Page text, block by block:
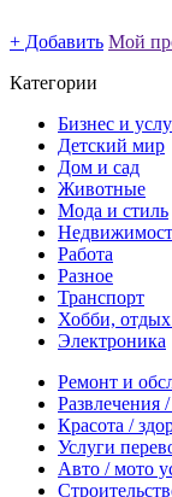
+ Добавить Мой
Категории
Бизнес и
Детский мир
Дом и сад
Животные
Мода и стиль
Работа
Разное
Транспорт
Хобби,
Электроника
Ремонт и
Развлечения
Красота /
Услуги
Авто / мото